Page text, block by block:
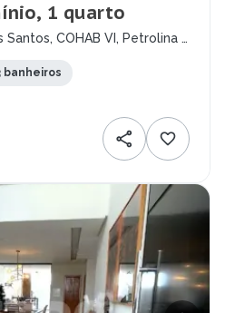
1 quarto
Santos, COHAB VI, Petrolina -
banheiros